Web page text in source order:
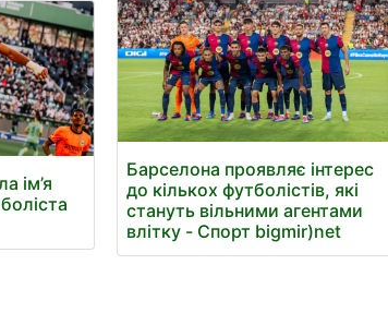
ім’я
Барселона проявляє інтерес
до кількох футболістів, які
стануть вільними агентами
влітку - Спорт bigmir)net